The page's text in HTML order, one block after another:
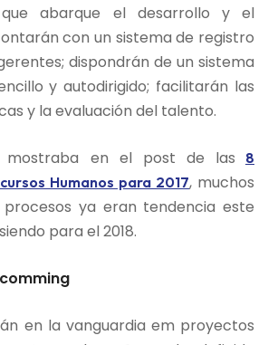
que abarque el desarrollo y el
con un sistema de registro
dispondrán de un sistema
y autodirigido; facilitarán las
y la evaluación del talento.
en el post de las
8
Humanos para 2017, ​muchos
ya eran tendencia este
para el 2018.
en la vanguardia em proyectos